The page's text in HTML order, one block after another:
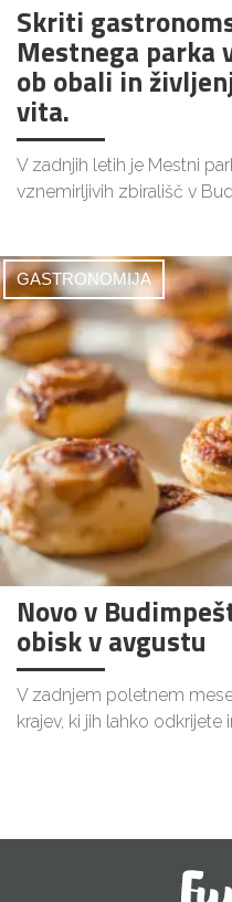
Skriti
Mestnega parka
ob obali in
vita.
V zadnjih letih je Mestni
vznemirljivih zbirališč v
GASTRONOMIJA
Novo v
obisk v avgustu
V zadnjem poletnem
krajev, ki jih lahko odkrijete